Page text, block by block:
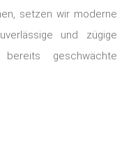
setzen wir moderne
und zügige
geschwächte